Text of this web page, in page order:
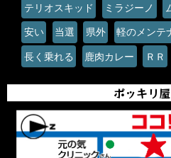
テリオスキッド ミラジーノ
安い 当選 県外 軽のメンテ
長く乗れる 鹿肉カレー ＲＲ
ポッキリ